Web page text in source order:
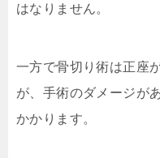
はなりません。
一方で骨切り術は正座
が、手術のダメージが
かかります。